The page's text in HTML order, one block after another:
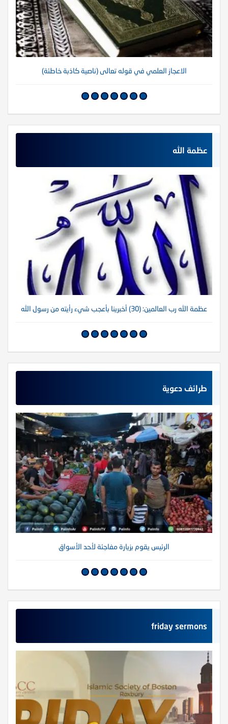
الاعجاز العلمي في قوله تعالى (ناصية كاذبة خاطئة)
عظمة الله
عظمة الله رب العالمين: (30) أخبرينا بأعجب شيء رأيته من رسول الله
طرائف دعوية
الرئيس يقوم بزيارة مفاجئة لأحد الأسواق
friday sermons